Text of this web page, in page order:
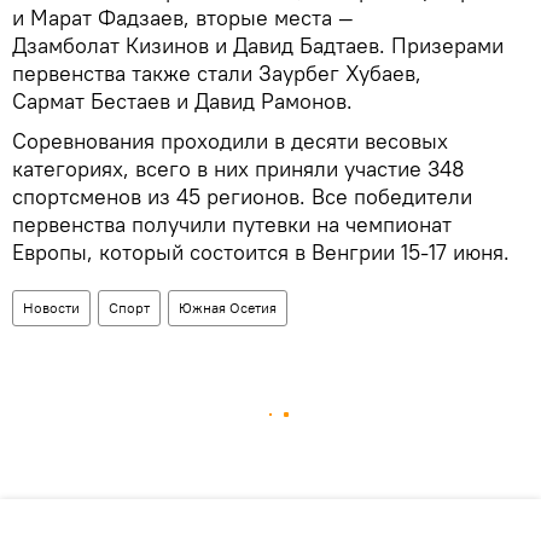
и Марат Фадзаев, вторые места —
Дзамболат Кизинов и Давид Бадтаев. Призерами
первенства также стали Заурбег Хубаев,
Сармат Бестаев и Давид Рамонов.
Соревнования проходили в десяти весовых
категориях, всего в них приняли участие 348
спортсменов из 45 регионов. Все победители
первенства получили путевки на чемпионат
Европы, который состоится в Венгрии 15-17 июня.
Новости Спорт Южная Осетия